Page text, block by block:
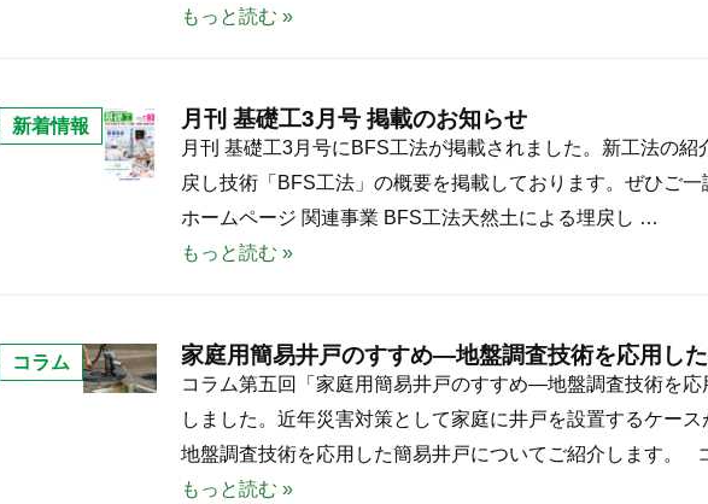
会
知
ら
せ
は
械
学
習
や
ニ
ラ
ネ
ッ
もっと読む »
新着情報 月刊 基礎工3月号 掲載のお知らせ
月刊 基礎工3月号にBFS工法が掲載されました。新工法の紹
戻し技術「BFS工法」の概要を掲載しております。ぜひご
ホームページ 関連事業 BFS工法天然土による埋戻し …
月
刊
基
礎
月
号
掲
載
の
もっと読む »
コラム 家庭用簡易井戸のすすめ―地盤調査技術を応用し
コラム第五回「家庭用簡易井戸のすすめ―地盤調査技術を
しました。近年災害対策として家庭に井戸を設置するケー
地盤調査技術を応用した簡易井戸についてご紹介します。
家
庭
用
簡
もっと読む »